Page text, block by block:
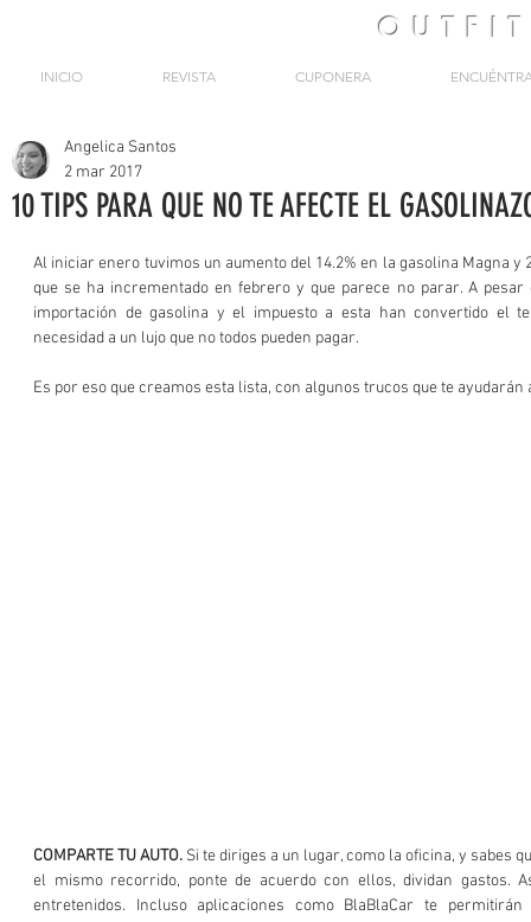
OUTFIT
INICIO REVISTA CUPONERA
10 TIPS PARA QUE NO TE AFECTE EL
Angelica Santos
2 mar 2017
Al iniciar enero tuvimos un aumento del 14.2% en la gasolina Magna y
que se ha incrementado en febrero y que parece no parar. A
importación de gasolina y el impuesto a esta han convertido el
necesidad a un lujo que no todos pueden pagar.
Es por eso que creamos esta lista, con algunos trucos que te ayudarán
COMPARTE TU AUTO. Si te diriges a un lugar, como la oficina, y sabes
el mismo recorrido, ponte de acuerdo con ellos, dividan gastos.
entretenidos. Incluso aplicaciones como BlaBlaCar te